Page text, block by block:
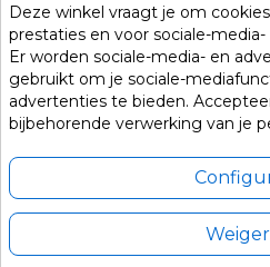
Deze winkel vraagt je om
prestaties en voor sociale-
Er worden sociale-media- en
gebruikt om je sociale-
advertenties te bieden.
bijbehorende verwerking van je